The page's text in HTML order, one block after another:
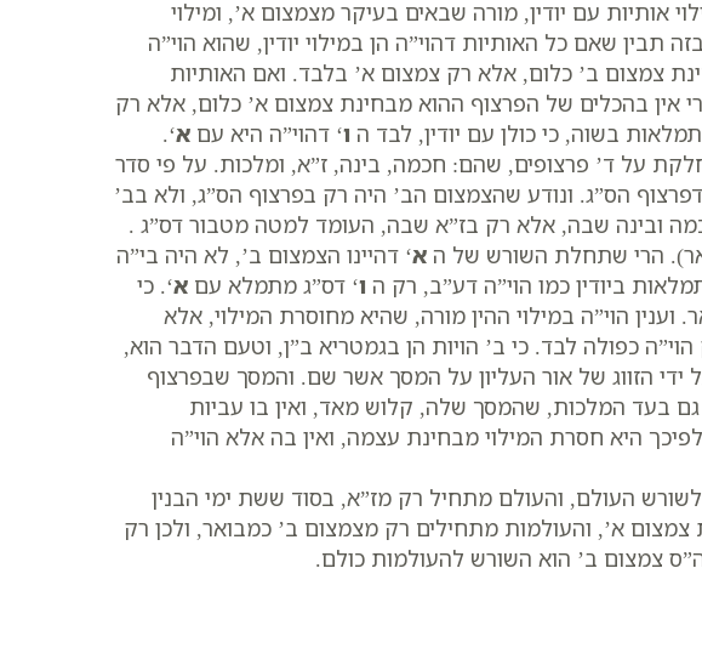
אותיות עם יודין, מורה שבאים בעיקר מצמצום א’, ומילוי
תבין שאם כל האותיות דהוי”ה הן במילוי יודין, שהוא הוי”ה
צמצום ב’ כלום, אלא רק צמצום א’ בלבד. ואם האותיות
אין בהכלים של הפרצוף ההוא מבחינת צמצום א’ כלום, אלא רק
בשוה, כי כולן עם יודין, לבד ה ו‘ דהוי”ה היא עם א‘.
על ד’ פרצופים, שהם: חכמה, בינה, ז”א, ומלכות. על פי סדר
הס”ג. ונודע שהצמצום הב’ היה רק בפרצוף הס”ג, ולא בב’
ובינה שבה, אלא רק בז”א שבה, העומד למטה מטבור דס”ג .
הרי שתחלת השורש של ה א‘ דהיינו הצמצום ב’, לא היה בי”ה
ביודין כמו הוי”ה דע”ב, רק ה ו‘ דס”ג מתמלא עם א‘. כי
וענין הוי”ה במילוי ההין מורה, שהיא מחוסרת המילוי, אלא
כפולה לבד. כי ב’ הויות הן בגמטריא ב”ן, וטעם הדבר הוא,
ידי הזווג של אור העליון על המסך אשר שם. והמסך שבפרצוף
בעד המלכות, שהמסך שלה, קלוש מאד, ואין בו עביות
היא חסרת המילוי מבחינת עצמה, ואין בה אלא הוי”ה
העולם, והעולם מתחיל רק מז”א, בסוד ששת ימי הבנין
א’, והעולמות מתחילים רק מצמצום ב’ כמבואר, ולכן רק
צמצום ב’ הוא השורש להעולמות כולם.